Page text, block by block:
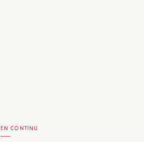
EN CONTINU